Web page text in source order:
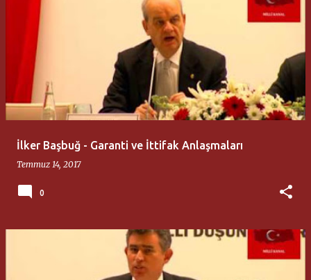
İlker Başbuğ - Garanti ve İttifak Anlaşmaları
Temmuz 14, 2017
0